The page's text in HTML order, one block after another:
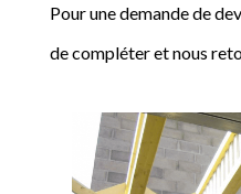
Pour une demande de
de compléter et nous